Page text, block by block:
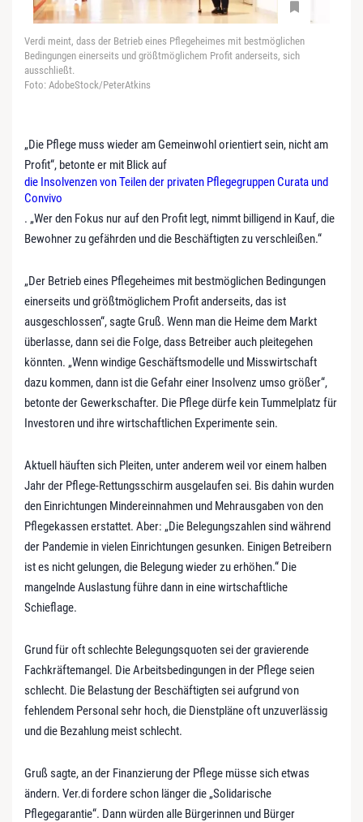
Verdi meint, dass der Betrieb eines Pflegeheimes mit bestmöglichen
Bedingungen einerseits und größtmöglichem Profit anderseits, sich
ausschließt.
Foto: AdobeStock/PeterAtkins
„Die Pflege muss wieder am Gemeinwohl orientiert sein, nicht am
Profit“, betonte er mit Blick auf
die Insolvenzen von Teilen der privaten Pflegegruppen Curata und
Convivo
. „Wer den Fokus nur auf den Profit legt, nimmt billigend in Kauf, die
Bewohner zu gefährden und die Beschäftigten zu verschleißen.“
„Der Betrieb eines Pflegeheimes mit bestmöglichen Bedingungen
einerseits und größtmöglichem Profit anderseits, das ist
ausgeschlossen“, sagte Gruß. Wenn man die Heime dem Markt
überlasse, dann sei die Folge, dass Betreiber auch pleitegehen
könnten. „Wenn windige Geschäftsmodelle und Misswirtschaft
dazu kommen, dann ist die Gefahr einer Insolvenz umso größer“,
betonte der Gewerkschafter. Die Pflege dürfe kein Tummelplatz für
Investoren und ihre wirtschaftlichen Experimente sein.
Aktuell häuften sich Pleiten, unter anderem weil vor einem halben
Jahr der Pflege-Rettungsschirm ausgelaufen sei. Bis dahin wurden
den Einrichtungen Mindereinnahmen und Mehrausgaben von den
Pflegekassen erstattet. Aber: „Die Belegungszahlen sind während
der Pandemie in vielen Einrichtungen gesunken. Einigen Betreibern
ist es nicht gelungen, die Belegung wieder zu erhöhen.“ Die
mangelnde Auslastung führe dann in eine wirtschaftliche
Schieflage.
Grund für oft schlechte Belegungsquoten sei der gravierende
Fachkräftemangel. Die Arbeitsbedingungen in der Pflege seien
schlecht. Die Belastung der Beschäftigten sei aufgrund von
fehlendem Personal sehr hoch, die Dienstpläne oft unzuverlässig
und die Bezahlung meist schlecht.
Gruß sagte, an der Finanzierung der Pflege müsse sich etwas
ändern. Ver.di fordere schon länger die „Solidarische
Pflegegarantie“. Dann würden alle Bürgerinnen und Bürger